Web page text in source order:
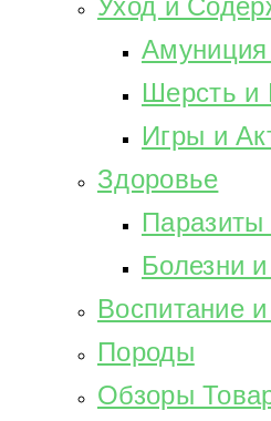
Уход и
Шерсть и
Игры и
Здоровье
Болезни
Воспитание
Породы
Обзоры